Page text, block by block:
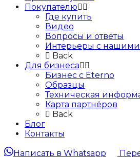
Покупателю
Где купить
Видео
Вопросы и ответы
Интерьеры с
Back
Для бизнеса
Бизнес с Eternо
Образцы
Техническая
Карта партнёров
Back
Блог
Контакты
Написать в Whatsapp